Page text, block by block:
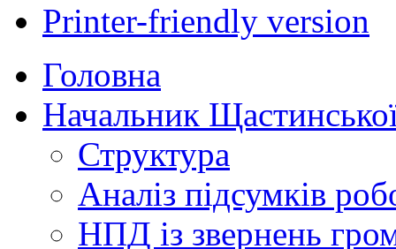
Printer-friendly version
Головна
Начальник
Структура
Аналіз підсумків
НПД із звернень